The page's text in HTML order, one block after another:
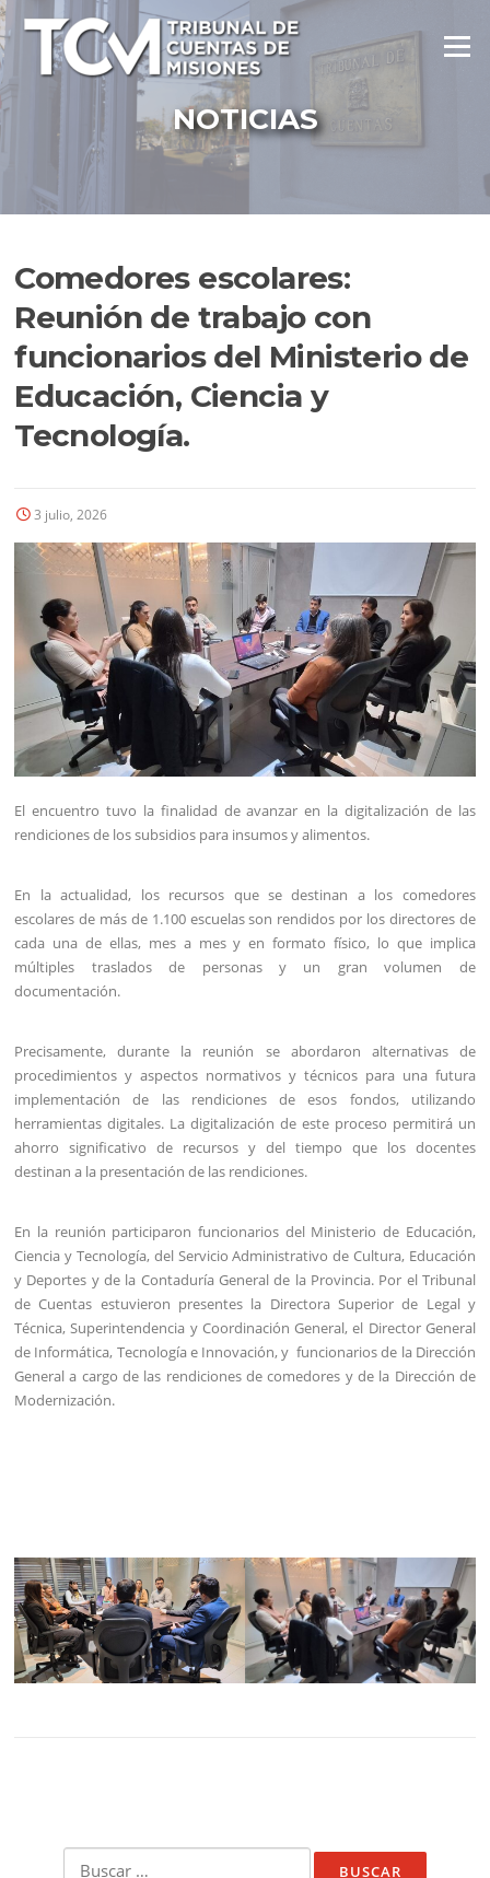
Ir
al
contenido
Menú
NOTICIAS
Comedores escolares:
Reunión de trabajo con
funcionarios del Ministerio de
Educación, Ciencia y
Tecnología.
3 julio, 2026
El encuentro tuvo la finalidad de avanzar en la digitalización de las
rendiciones de los subsidios para insumos y alimentos.
En la actualidad, los recursos que se destinan a los comedores
escolares de más de 1.100 escuelas son rendidos por los directores de
cada una de ellas, mes a mes y en formato físico, lo que implica
múltiples traslados de personas y un gran volumen de
documentación.
Precisamente, durante la reunión se abordaron alternativas de
procedimientos y aspectos normativos y técnicos para una futura
implementación de las rendiciones de esos fondos, utilizando
herramientas digitales. La digitalización de este proceso permitirá un
ahorro significativo de recursos y del tiempo que los docentes
destinan a la presentación de las rendiciones.
En la reunión participaron funcionarios del Ministerio de Educación,
Ciencia y Tecnología, del Servicio Administrativo de Cultura, Educación
y Deportes y de la Contaduría General de la Provincia. Por el Tribunal
de Cuentas estuvieron presentes la Directora Superior de Legal y
Técnica, Superintendencia y Coordinación General, el Director General
de Informática, Tecnología e Innovación, y funcionarios de la Dirección
General a cargo de las rendiciones de comedores y de la Dirección de
Modernización.